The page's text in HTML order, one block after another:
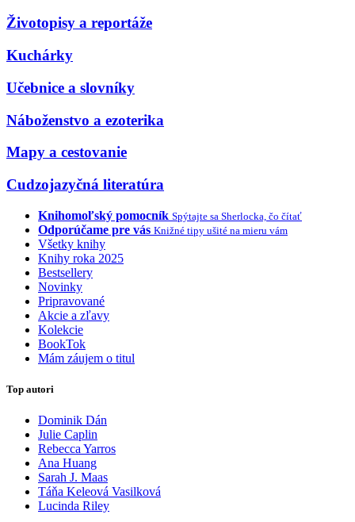
Životopisy a reportáže
Kuchárky
Učebnice a slovníky
Náboženstvo a ezoterika
Mapy a cestovanie
Cudzojazyčná literatúra
Knihomoľský pomocník Spýtajte sa Sherlocka, čo čítať
Odporúčame pre vás Knižné tipy ušité na mieru vám
Všetky knihy
Knihy roka 2025
Bestsellery
Novinky
Pripravované
Akcie a zľavy
Kolekcie
BookTok
Mám záujem o titul
Top autori
Dominik Dán
Julie Caplin
Rebecca Yarros
Ana Huang
Sarah J. Maas
Táňa Keleová Vasilková
Lucinda Riley